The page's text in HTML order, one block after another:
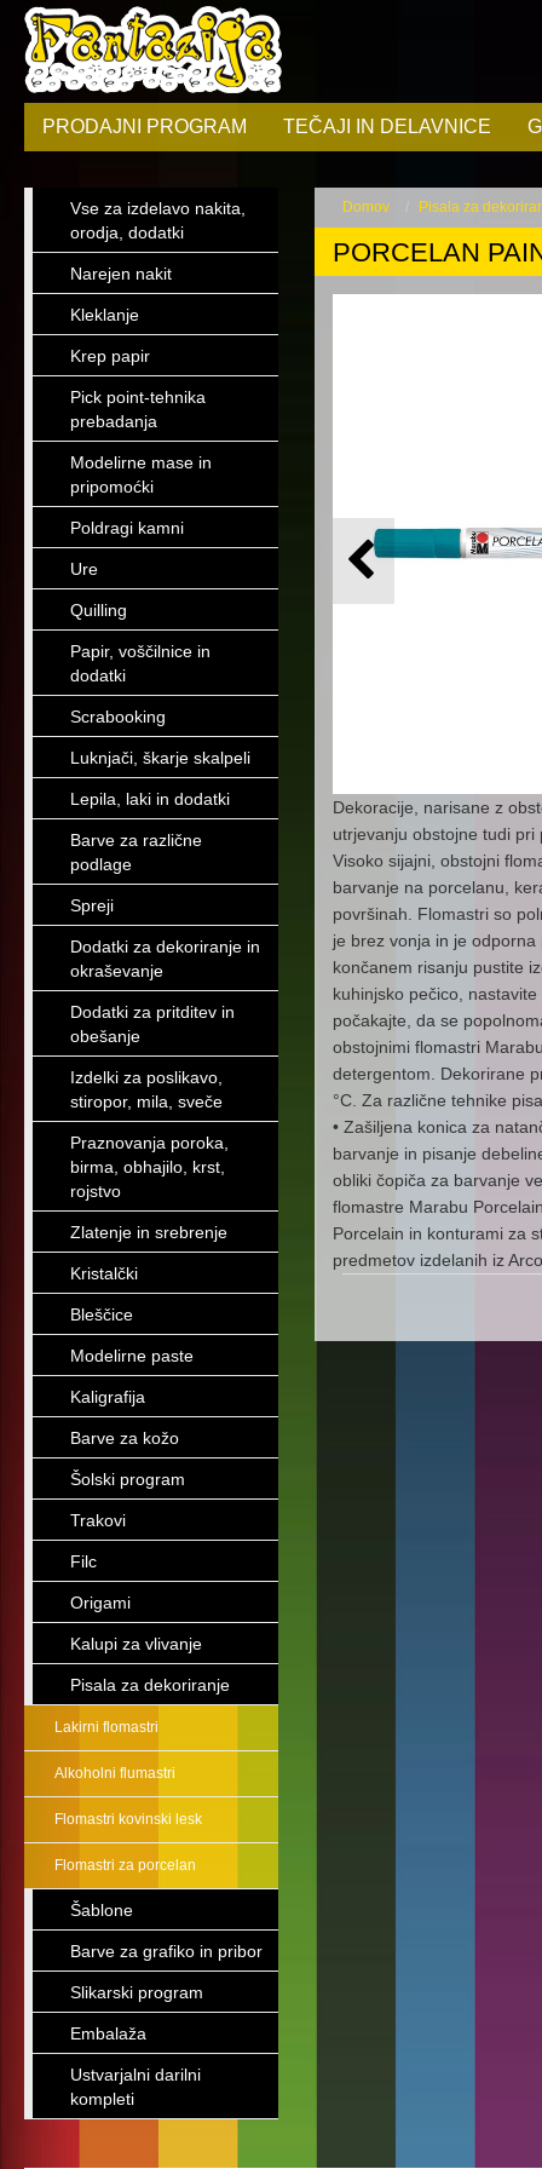
PRODAJNI PROGRAM TEČAJI IN DELAVNICE
Vse za izdelavo nakita,
orodja, dodatki
Narejen nakit
Kleklanje
Krep papir
Pick point-tehnika
prebadanja
Modelirne mase in
pripomoćki
Poldragi kamni
Ure
Quilling
Papir, voščilnice in
dodatki
Scrabooking
Luknjači, škarje skalpeli
Lepila, laki in dodatki
Barve za različne
podlage
Spreji
Dodatki za dekoriranje in
okraševanje
Dodatki za pritditev in
obešanje
Izdelki za poslikavo,
stiropor, mila, sveče
Praznovanja poroka,
birma, obhajilo, krst,
rojstvo
Zlatenje in srebrenje
Kristalčki
Bleščice
Modelirne paste
Kaligrafija
Barve za kožo
Šolski program
Trakovi
Filc
Origami
Kalupi za vlivanje
Pisala za dekoriranje
Lakirni flomastri
Alkoholni flumastri
Flomastri kovinski lesk
Flomastri za porcelan
Šablone
Barve za grafiko in pribor
Slikarski program
Embalaža
Ustvarjalni darilni
kompleti
Domov Pisala za
PORCELAN
Dekoracije, narisane z
utrjevanju obstojne tudi
Visoko sijajni, obstojni
barvanje na porcelanu,
površinah. Flomastri so
je brez vonja in je
končanem risanju pustite
kuhinjsko pečico,
počakajte, da se
obstojnimi flomastri
detergentom. Dekorirane
°C. Za različne tehnike
• Zašiljena konica za
barvanje in pisanje
obliki čopiča za barvanje
flomastre Marabu
Porcelain in konturami za
predmetov izdelanih iz